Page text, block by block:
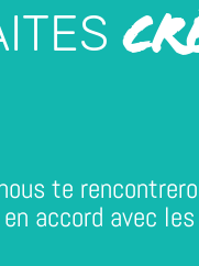
te
accord avec